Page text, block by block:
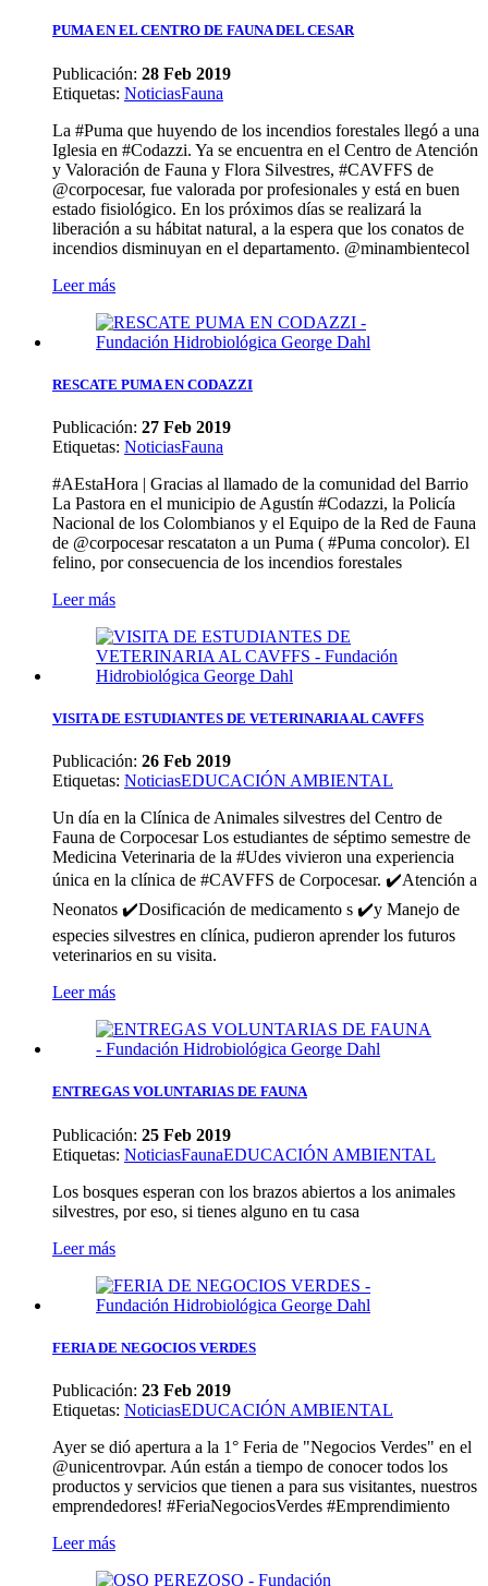
PUMA EN EL CENTRO DE FAUNA DEL CESAR
Publicación: 28 Feb 2019
Etiquetas: NoticiasFauna
La #Puma que huyendo de los incendios forestales llegó a una
Iglesia en #Codazzi. Ya se encuentra en el Centro de Atención
y Valoración de Fauna y Flora Silvestres, #CAVFFS de
@corpocesar, fue valorada por profesionales y está en buen
estado fisiológico. En los próximos días se realizará la
liberación a su hábitat natural, a la espera que los conatos de
incendios disminuyan en el departamento. @minambientecol
Leer más
RESCATE PUMA EN CODAZZI
Publicación: 27 Feb 2019
Etiquetas: NoticiasFauna
#AEstaHora | Gracias al llamado de la comunidad del Barrio
La Pastora en el municipio de Agustín #Codazzi, la Policía
Nacional de los Colombianos y el Equipo de la Red de Fauna
de @corpocesar rescataton a un Puma ( #Puma concolor). El
felino, por consecuencia de los incendios forestales
Leer más
VISITA DE ESTUDIANTES DE VETERINARIA AL CAVFFS
Publicación: 26 Feb 2019
Etiquetas: NoticiasEDUCACIÓN AMBIENTAL
Un día en la Clínica de Animales silvestres del Centro de
Fauna de Corpocesar Los estudiantes de séptimo semestre de
Medicina Veterinaria de la #Udes vivieron una experiencia
única en la clínica de #CAVFFS de Corpocesar. ✔️Atención a
Neonatos ✔️Dosificación de medicamento s ✔️y Manejo de
especies silvestres en clínica, pudieron aprender los futuros
veterinarios en su visita.
Leer más
ENTREGAS VOLUNTARIAS DE FAUNA
Publicación: 25 Feb 2019
Etiquetas: NoticiasFaunaEDUCACIÓN AMBIENTAL
Los bosques esperan con los brazos abiertos a los animales
silvestres, por eso, si tienes alguno en tu casa
Leer más
FERIA DE NEGOCIOS VERDES
Publicación: 23 Feb 2019
Etiquetas: NoticiasEDUCACIÓN AMBIENTAL
Ayer se dió apertura a la 1° Feria de "Negocios Verdes" en el
@unicentrovpar. Aún están a tiempo de conocer todos los
productos y servicios que tienen a para sus visitantes, nuestros
emprendedores! #FeriaNegociosVerdes #Emprendimiento
Leer más